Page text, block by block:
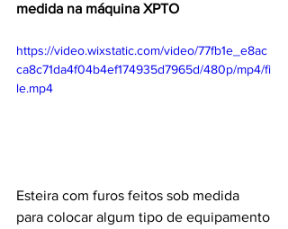
medida na máquina XPTO
https://video.wixstatic.com/video/77fb1e_e8ac
ca8c71da4f04b4ef174935d7965d/480p/mp4/fi
le.mp4
Esteira com furos feitos sob medida
para colocar algum tipo de equipamento